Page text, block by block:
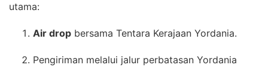
utama:
Air drop bersama Tentara Kerajaan Yordania.
Pengiriman melalui jalur perbatasan Yordania